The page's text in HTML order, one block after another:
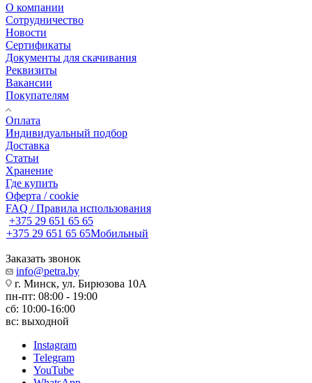
О компании
Сотрудничество
Новости
Сертификаты
Документы для скачивания
Реквизиты
Вакансии
Покупателям
Оплата
Индивидуальный подбор
Доставка
Статьи
Хранение
Где купить
Оферта / cookie
FAQ / Правила использования
+375 29 651 65 65
+375 29 651 65 65Мобильный
Заказать звонок
info@petra.by
г. Минск, ул. Бирюзова 10А
пн-пт: 08:00 - 19:00
сб: 10:00-16:00
вс: выходной
Instagram
Telegram
YouTube